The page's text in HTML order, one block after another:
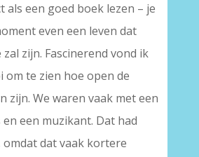
als een goed boek lezen – je
even een leven dat
zijn. Fascinerend vond ik
om te zien hoe open de
zijn. We waren vaak met een
een muzikant. Dat had
dat vaak kortere